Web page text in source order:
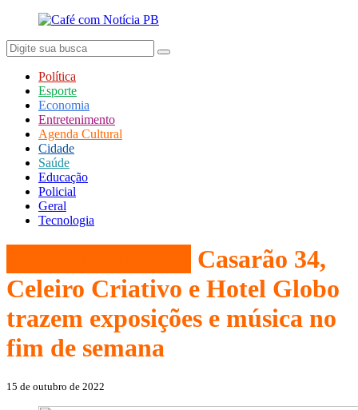
Política
Esporte
Economia
Entretenimento
Agenda Cultural
Cidade
Saúde
Educação
Policial
Geral
Tecnologia
Casarão 34,
Celeiro Criativo e Hotel Globo
trazem exposições e música no
fim de semana
15 de outubro de 2022